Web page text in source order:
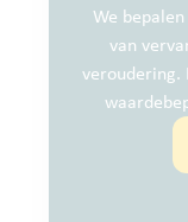
We
van
veroudering.